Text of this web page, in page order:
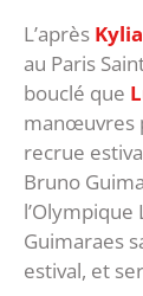
L’après
au Paris
bouclé que
manœuvres
recrue
Bruno
l’Olympique
Guimaraes
estival, et